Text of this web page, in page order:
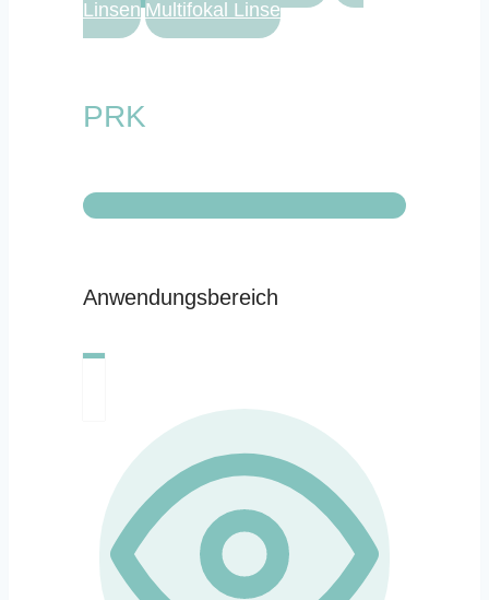
Linsen Multifokal Linse
PRK
Anwendungsbereich